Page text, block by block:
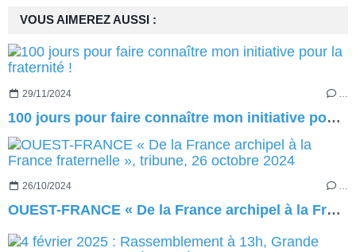
VOUS AIMEREZ AUSSI :
29/11/2024
100 jours pour faire connaître mon initiative pour la fraternité !
26/10/2024 …
OUEST-FRANCE « De la France archipel à la France fraternelle », tribune, 26 octobre 2024